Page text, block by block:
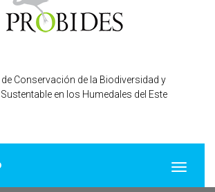
Conservación de la Biodiversidad y
en los Humedales del Este